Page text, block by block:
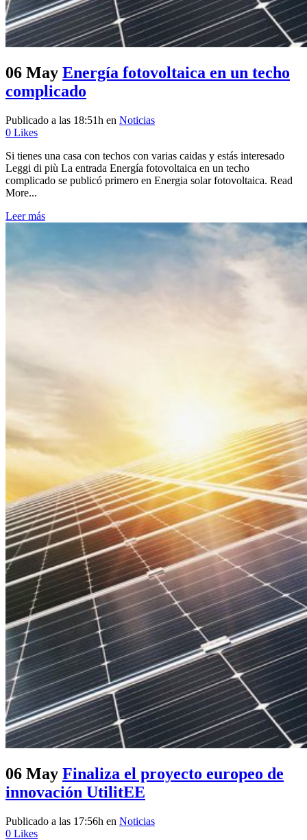
06 May Energía fotovoltaica en un techo
complicado
Publicado a las 18:51h en Noticias
0 Likes
Si tienes una casa con techos con varias caidas y estás interesado
Leggi di più La entrada Energía fotovoltaica en un techo
complicado se publicó primero en Energia solar fotovoltaica. Read
More...
Leer más
06 May Finaliza el proyecto europeo de
innovación UtilitEE
Publicado a las 17:56h en Noticias
0 Likes